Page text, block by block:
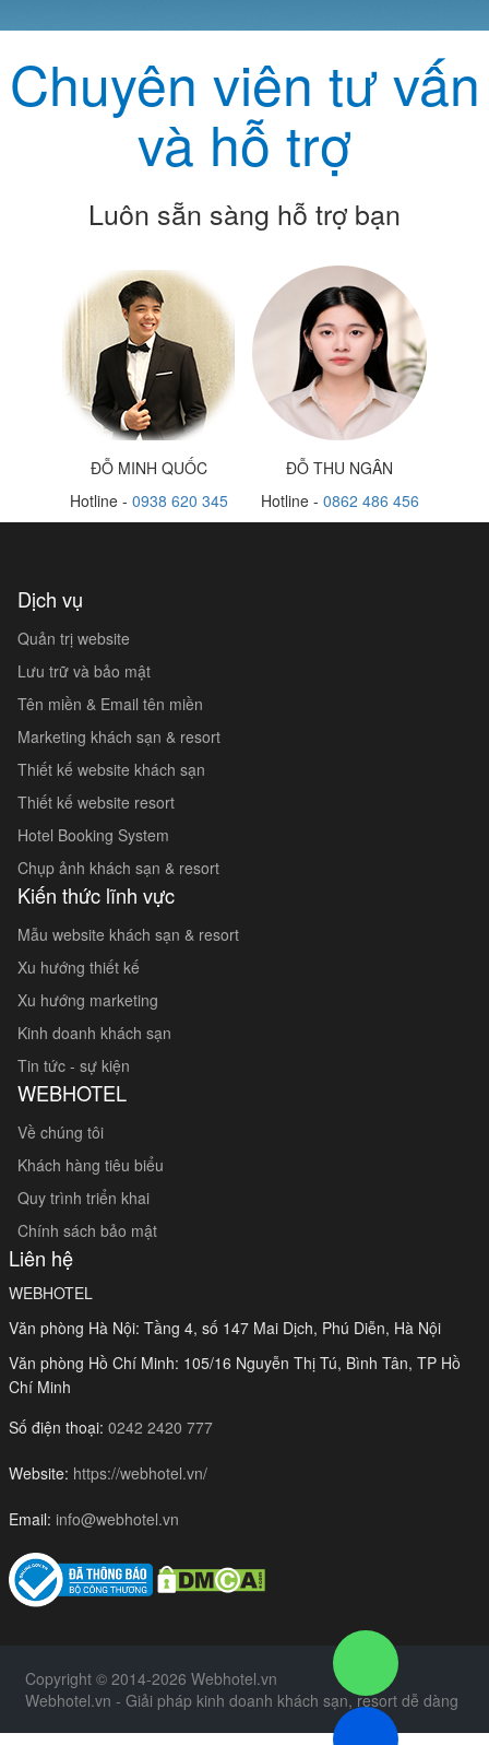
Chuyên viên tư vấn
và hỗ trợ
Luôn sẵn sàng hỗ trợ bạn
ĐỖ MINH QUỐC
Hotline - 0938 620 345
ĐỖ THU NGÂN
Hotline - 0862 486 456
Dịch vụ
Quản trị website
Lưu trữ và bảo mật
Tên miền & Email tên miền
Marketing khách sạn & resort
Thiết kế website khách sạn
Thiết kế website resort
Hotel Booking System
Chụp ảnh khách sạn & resort
Kiến thức lĩnh vực
Mẫu website khách sạn & resort
Xu hướng thiết kế
Xu hướng marketing
Kinh doanh khách sạn
Tin tức - sự kiện
WEBHOTEL
Về chúng tôi
Khách hàng tiêu biểu
Quy trình triển khai
Chính sách bảo mật
Liên hệ
WEBHOTEL
Văn phòng Hà Nội: Tầng 4, số 147 Mai Dịch, Phú Diễn, Hà Nội
Văn phòng Hồ Chí Minh: 105/16 Nguyễn Thị Tú, Bình Tân, TP Hồ
Chí Minh
Số điện thoại: 0242 2420 777
Website: https://webhotel.vn/
Email: info@webhotel.vn
Copyright © 2014-2026 Webhotel.vn
Webhotel.vn - Giải pháp kinh doanh khách sạn, resort dễ dàng